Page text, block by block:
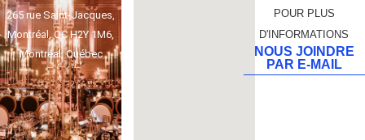
265 rue Saint-Jacques,
Montréal, QC H2Y 1M6,
Montréal, Québec
POUR PLUS
D'INFORMATIONS
NOUS JOINDRE
PAR E-MAIL